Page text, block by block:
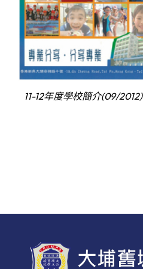
11-12年度學校簡介(09/2012)